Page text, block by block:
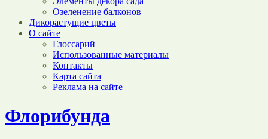
Озеленение балконов
Дикорастущие цветы
О сайте
Глоссарий
Использованные материалы
Контакты
Карта сайта
Реклама на сайте
Флорибунда